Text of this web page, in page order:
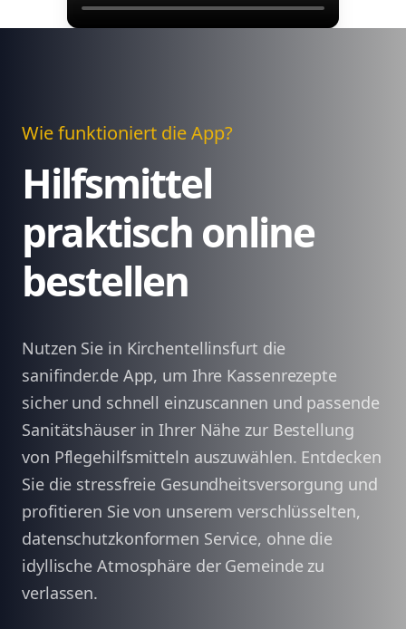
Wie funktioniert die App?
Hilfsmittel
praktisch online
bestellen
Nutzen Sie in Kirchentellinsfurt die
sanifinder.de App, um Ihre Kassenrezepte
sicher und schnell einzuscannen und passende
Sanitätshäuser in Ihrer Nähe zur Bestellung
von Pflegehilfsmitteln auszuwählen. Entdecken
Sie die stressfreie Gesundheitsversorgung und
profitieren Sie von unserem verschlüsselten,
datenschutzkonformen Service, ohne die
idyllische Atmosphäre der Gemeinde zu
verlassen.